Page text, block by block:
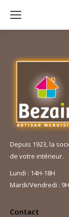
Depuis 1923, la
de votre intérieur.
Lundi : 14H-18H
Mardi/Vendredi :
Contact